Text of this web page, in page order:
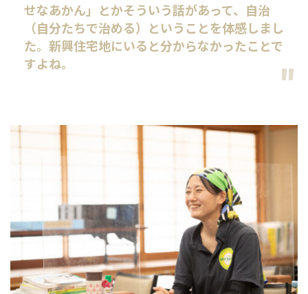
せなあかん」とかそういう話があって、自治
（自分たちで治める）ということを体感しまし
た。新興住宅地にいると分からなかったことで
すよね。